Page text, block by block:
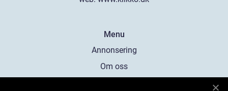
Menu
Annonsering
Om oss